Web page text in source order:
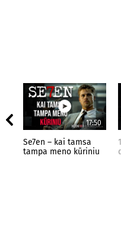
17:50
Se7en – kai tamsa
tampa meno kūriniu